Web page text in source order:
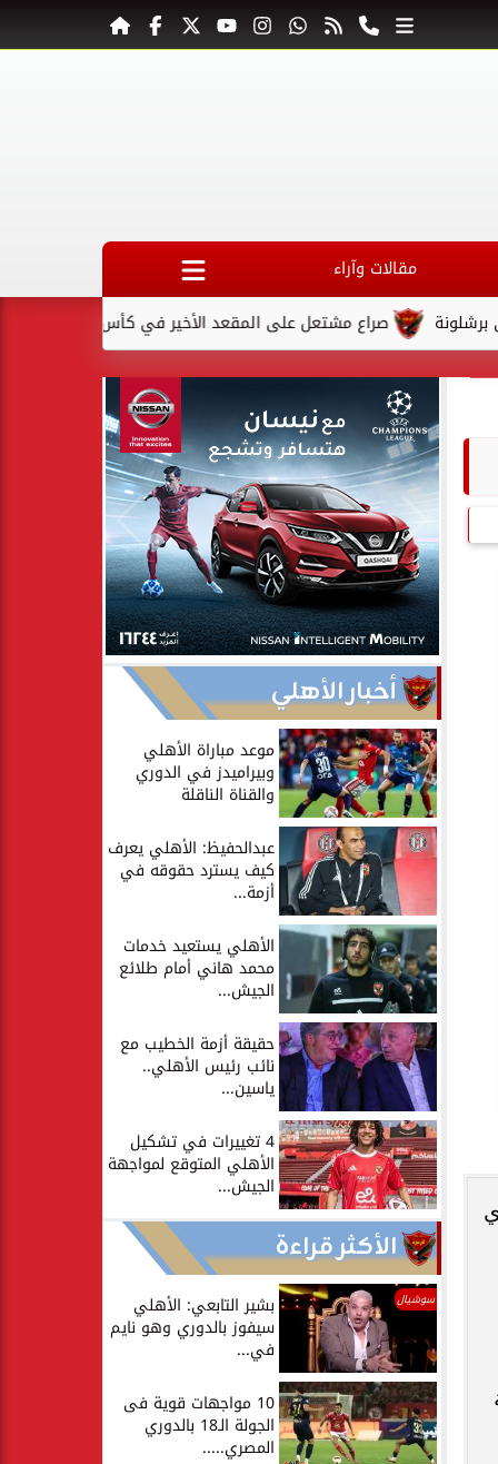
مقالات وآراء
صراع مشتعل على المقعد الأخير في كأس السوبر السعودي بعد
أخبار الأهلي
موعد مباراة الأهلي
وبيراميدز في الدوري
والقناة الناقلة
عبدالحفيظ: الأهلي يعرف
كيف يسترد حقوقه في
أزمة...
الأهلي يستعيد خدمات
محمد هاني أمام طلائع
الجيش...
حقيقة أزمة الخطيب مع
نائب رئيس الأهلي..
ياسين...
4 تغييرات في تشكيل
الأهلي المتوقع لمواجهة
الجيش...
الأكثر قراءة
سوشيال بشير التابعي: الأهلي
سيفوز بالدوري وهو نايم
في...
10 مواجهات قوية فى
الجولة الـ18 بالدوري
المصري.....